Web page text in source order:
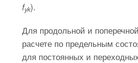
fyk).
Для продольной и
расчете по предельным
для постоянных и